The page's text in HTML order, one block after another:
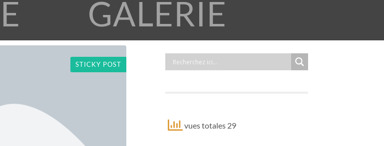
GALERIE
STICKY POST
vues totales 29